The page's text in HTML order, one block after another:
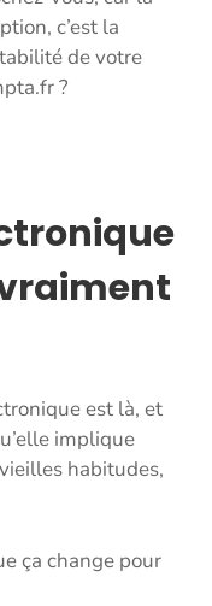
c’est la
de votre
?
est là, et
implique
habitudes,
ça change pour